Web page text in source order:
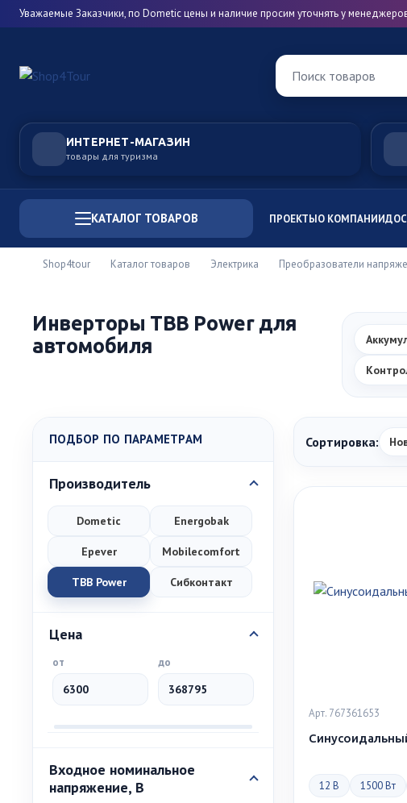
Уважаемые Заказчики, по Dometic цены и наличие просим уточнять у
Поиск товаров
ИНТЕРНЕТ-МАГАЗИН
товары для туризма
КАТАЛОГ ТОВАРОВ ПРОЕКТЫО КОМПАНИИ
Shop4tour Каталог товаров Электрика Преобразователи
Инверторы TBB Power для
автомобиля
ПОДБОР ПО ПАРАМЕТРАМ
Производитель
Dometic Energobak
Epever Mobilecomfort
TBB Power Сибконтакт
Цена
от до
Входное номинальное
напряжение, В
Сортировка:
Арт. 767361653
12 В 1500 Вт